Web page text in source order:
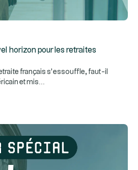
horizon pour les retraites
français s’essouffle, faut-il
et mis